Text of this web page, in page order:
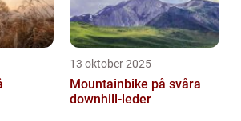
13 oktober 2025
Mountainbike på svåra
downhill-leder